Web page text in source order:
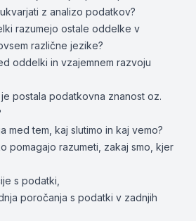
z analizo podatkov?
razumejo ostale oddelke v
različne jezike?
oddelki in vzajemnem razvoju
postala podatkovna znanost oz.
med tem, kaj slutimo in kaj vemo?
pomagajo razumeti, zakaj smo, kjer
s podatki,
poročanja s podatki v zadnjih